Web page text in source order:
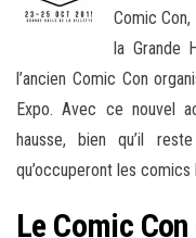
Comic
la Grande
l’ancien Comic Con
Expo. Avec ce nouvel
hausse, bien qu’il
qu’occuperont les comics
Le Comic